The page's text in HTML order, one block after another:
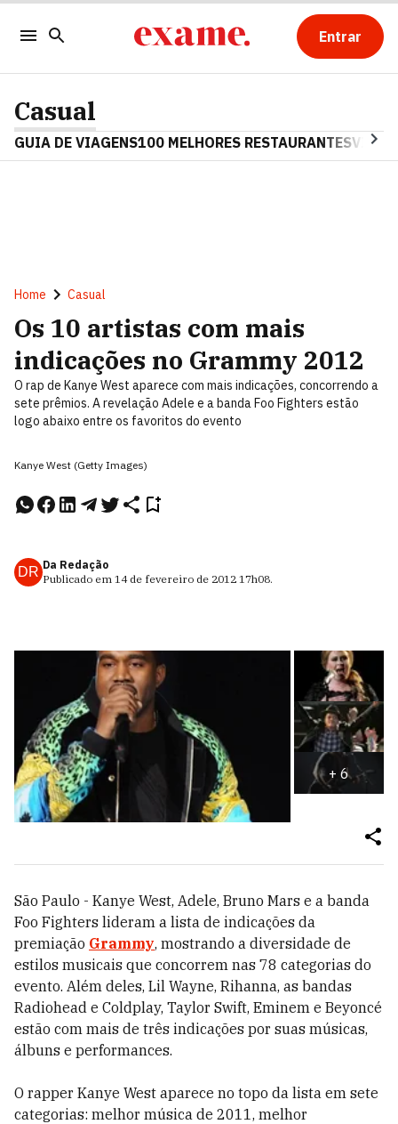
Entrar
Casual
GUIA DE VIAGENS100 MELHORES RESTAURANTES
Home Casual
Os 10 artistas com mais
indicações no Grammy 2012
O rap de Kanye West aparece com mais indicações, concorrendo a
sete prêmios. A revelação Adele e a banda Foo Fighters estão
logo abaixo entre os favoritos do evento
Kanye West (Getty Images)
DR Da Redação
Publicado em 14 de fevereiro de 2012 17h08.
+ 6
São Paulo - Kanye West, Adele, Bruno Mars e a banda
Foo Fighters lideram a lista de indicações da
premiação Grammy, mostrando a diversidade de
estilos musicais que concorrem nas 78 categorias do
evento. Além deles, Lil Wayne, Rihanna, as bandas
Radiohead e Coldplay, Taylor Swift, Eminem e Beyoncé
estão com mais de três indicações por suas músicas,
álbuns e performances.
O rapper Kanye West aparece no topo da lista em sete
categorias: melhor música de 2011, melhor